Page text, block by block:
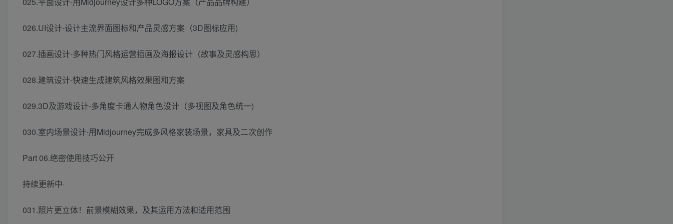
026.UI设计-设计主流界面图标和产品灵感方案（3D图标应用)
027.插画设计-多种热门风格运营插画及海报设计（故事及灵感构思）
028.建筑设计-快速生成建筑风格效果图和方案
029.3D及游戏设计-多角度卡通人物角色设计（多视图及角色统一)
030.室内场景设计-用Midjourney完成多风格家装场景，家具及二次创作
Part 06.绝密使用技巧公开
持续更新中·
031.照片更立体！前景模糊效果，及其运用方法和适用范围